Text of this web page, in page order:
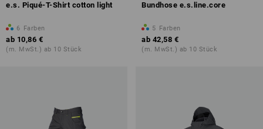
e.s. Piqué-T-Shirt cotton light
6 Farben
ab 10,86 €
(m. MwSt.) ab 10 Stück
Bundhose e.s.line.core
5 Farben
ab 42,58 €
(m. MwSt.) ab 10 Stück